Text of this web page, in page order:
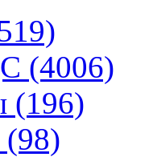
(4006)
(196)
(98)